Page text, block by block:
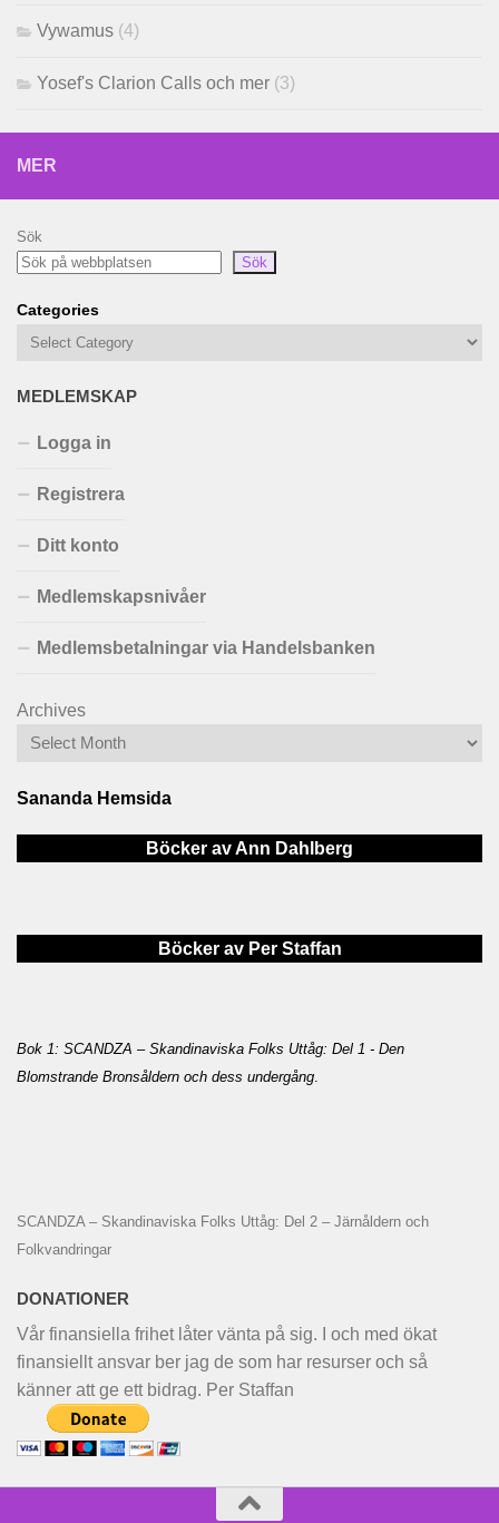
Vywamus (4)
Yosef's Clarion Calls och mer (3)
MER
Sök
Sök
Categories
MEDLEMSKAP
Logga in
Registrera
Ditt konto
Medlemskapsnivåer
Medlemsbetalningar via Handelsbanken
Archives
Sananda Hemsida
Böcker av Ann Dahlberg
Böcker av Per Staffan
Bok 1: SCANDZA – Skandinaviska Folks Uttåg: Del 1 - Den
Blomstrande Bronsåldern och dess undergång.
SCANDZA – Skandinaviska Folks Uttåg: Del 2 – Järnåldern och
Folkvandringar
DONATIONER
Vår finansiella frihet låter vänta på sig. I och med ökat
finansiellt ansvar ber jag de som har resurser och så
känner att ge ett bidrag. Per Staffan